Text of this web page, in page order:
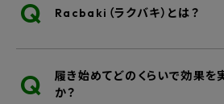
Q Racbaki（ラクバキ）とは？
Q
履き始めてどのくらいで効果を
か？